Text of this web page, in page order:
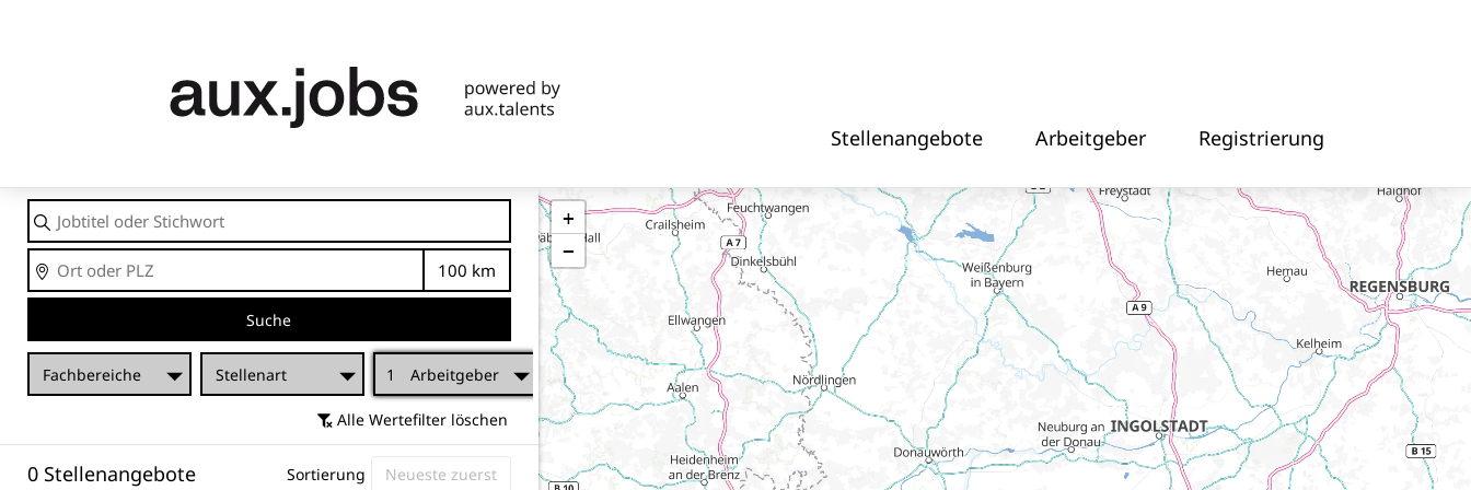
Stellenangebote Arbeitgeber Registrierung
Jobtitel
oder
Stichwort
Ort
Entfernung
Suche
Fachbereiche Stellenart 1 Arbeitgeber
Alle Wertefilter löschen
0 Stellenangebote Sortierung
+
−